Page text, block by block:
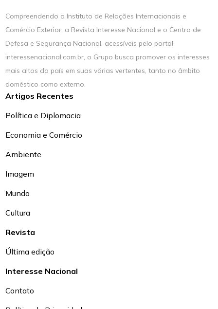
Compreendendo o Instituto de Relações Internacionais e
Comércio Exterior, a Revista Interesse Nacional e o Centro de
Defesa e Segurança Nacional, acessíveis pelo portal
interessenacional.com.br, o Grupo busca promover os interesses
mais altos do país em suas várias vertentes, tanto no âmbito
doméstico como externo.
Artigos Recentes
Política e Diplomacia
Economia e Comércio
Ambiente
Imagem
Mundo
Cultura
Revista
Última edição
Interesse Nacional
Contato